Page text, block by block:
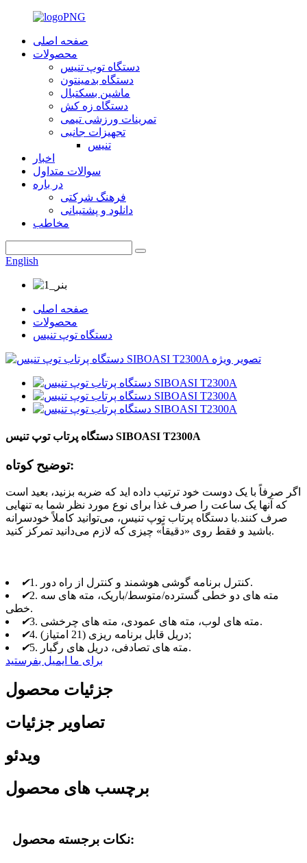
صفحه اصلی
محصولات
دستگاه توپ تنیس
دستگاه بدمینتون
ماشین بسکتبال
دستگاه زه کش
تمرینات ورزشی تیمی
تجهیزات جانبی
تنیس
اخبار
سوالات متداول
در باره
فرهنگ شرکتی
دانلود و پشتیبانی
مخاطب
English
صفحه اصلی
محصولات
دستگاه توپ تنیس
دستگاه پرتاب توپ تنیس SIBOASI T2300A
توضیح کوتاه:
اگر صرفاً با یک دوست خود ترتیب داده اید که ضربه بزنید، بعید است
که آنها یک ساعت را صرف غذا برای نوع مورد نظر شما به تنهایی
صرف کنند.با دستگاه پرتاب توپ تنیس، می‌توانید کاملاً خودسرانه
باشید و فقط روی «دقیقاً» چیزی که لازم می‌دانید تمرکز کنید.
✔
1. کنترل برنامه گوشی هوشمند و کنترل از راه دور.
✔2. مته های دو خطی گسترده/متوسط/باریک، مته های سه
خطی.
✔
3. مته های لوب، مته های عمودی، مته های چرخشی.
✔
4. دریل قابل برنامه ریزی (21 امتیاز);
✔
5. مته های تصادفی، دریل های رگبار.
برای ما ایمیل بفرستید
جزئیات محصول
تصاویر جزئیات
ویدئو
برچسب های محصول
نکات برجسته محصول: